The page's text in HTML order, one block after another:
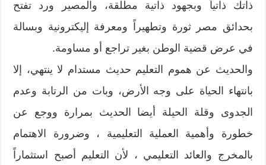
ذاتك ذاتياً وبجهود ذاتية مطلقة، والمصير ورد تفتح
بحدائق مصر ثورة وتطهيراً ومعرفة إليكترونية وبسالة
في عرض قضية الوطن بغير تراجع أو مساومة.
والحديث عن هموم التعليم حديث مستدام لا ينتهي، إلا
بانتهاء الحياة على وجه الأرض، وبات من الرتابة وعدم
الجدوى وقلة الحيلة أيضا الحديث بمرارة ووجع عن
خطورة وأهمية العملية التعليمية ، وضرورة الاهتمام
بالمخرج والعائد التعليمي ، لأن التعليم أصبح استثماراً